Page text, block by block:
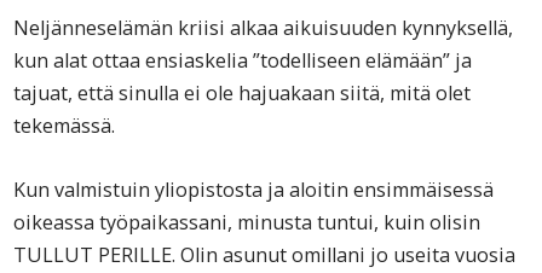
Neljänneselämän kriisi alkaa aikuisuuden kynnyksellä,
kun alat ottaa ensiaskelia ”todelliseen elämään” ja
tajuat, että sinulla ei ole hajuakaan siitä, mitä olet
tekemässä.
Kun valmistuin yliopistosta ja aloitin ensimmäisessä
oikeassa työpaikassani, minusta tuntui, kuin olisin
TULLUT PERILLE. Olin asunut omillani jo useita vuosia